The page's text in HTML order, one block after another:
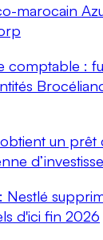
marocain
comptable :
un
Nestlé
d'ici fin 2026